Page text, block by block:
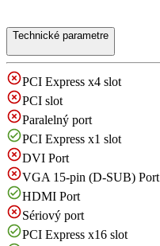
Technické parametre
PCI Express x4 slot
PCI slot
Paralelný port
PCI Express x1 slot
DVI Port
VGA 15-pin (D-SUB) Port
HDMI Port
Sériový port
PCI Express x16 slot